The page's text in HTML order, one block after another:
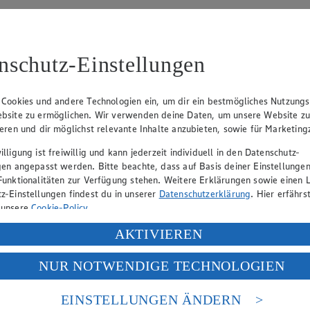
in verschiedene Sorten unterteilen. Gemeinsam ist den
zu den ältesten Konservierungsmethoden überhaupt. Durch das
Einstellungen
und andere Technologien ein, um dir ein bestmögliches
zu ermöglichen. Wir verwenden deine Daten, um unsere Website zu
und dir möglichst relevante Inhalte anzubieten, sowie für
ist freiwillig und kann jederzeit individuell in den Datenschutz-
angepasst werden. Bitte beachte, dass auf Basis deiner
zur Verfügung stehen. Weitere Erklärungen sowie einen
Einstellungen findest du in unserer Datenschutzerklärung. Hier
Cookie-Policy.
deiner personenbezogenen Daten in den USA durch Facebook und
„Aktivieren“ klickst, willigst du im Sinne des Art. 49 Abs. 1 Satz 1 lit.
Daten in den USA verarbeitet werden. Der EuGH sieht die USA als
europäischen Standards nicht angemessenen Datenschutzniveau an. Es
Zugriffs durch US-amerikanische Behörden.
AKTIVIEREN
NUR NOTWENDIGE TECHNOLOGIEN
EINSTELLUNGEN ÄNDERN